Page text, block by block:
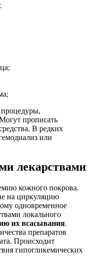
процедуры,
прописать
В редких
или
лекарствами
кожного покрова.
на циркуляцию
одновременное
локального
их всасывания.
препаратов
Происходит
гипогликемических